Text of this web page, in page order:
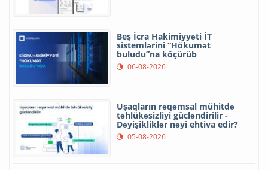
Beş İcra Hakimiyyəti İT
sistemlərini “Hökumət
buludu”na köçürüb
06-08-2026
Uşaqların rəqəmsal mühitdə
təhlükəsizliyi gücləndirilir -
Dəyişikliklər nəyi ehtiva edir?
05-08-2026